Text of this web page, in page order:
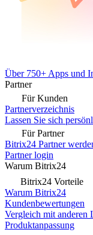
Über 750+ Apps und
Partner
Für Kunden
Partnerverzeichnis
Lassen Sie sich
Für Partner
Bitrix24 Partner
Partner login
Warum Bitrix24
Bitrix24 Vorteile
Warum Bitrix24
Kundenbewertungen
Vergleich mit anderen
Produktanpassung